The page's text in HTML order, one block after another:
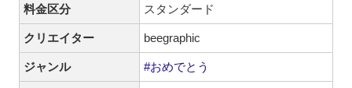
料金区分 スタンダード
クリエイター beegraphic
ジャンル #おめでとう